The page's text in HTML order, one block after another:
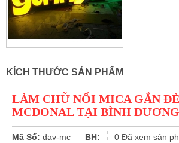
KÍCH THƯỚC SẢN PHẨM
LÀM CHỮ NỔI MICA GẮN
MCDONAL TẠI BÌNH DƯƠNG
Mã Số: dav-mc BH: 0 Đã xem sản